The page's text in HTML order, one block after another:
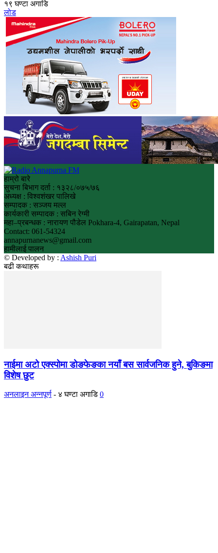
१९ घण्टा अगाडि
लोड
हाम्रो बारे
सुचना बिभाग दर्ता : १३२८/०७५/७६
अध्यक्ष : विश्वशंखर पालिखे
सम्पादक : सञ्जय मल्ल
कार्यकारी सम्पादक : सबिन रेग्मी
महा–प्रबन्धक : नारायण पौडेल Pokhara-4, Gairapatan, Nepal
Contact: 061-54324
annapurnanews@gmail.com
हामीलाई पालन
© Developed by : Ashish Puri
बढी कथाहरू
नाईमा अटो एक्स्पोमा डोङफेङका नयाँ बस सार्वजनिक हुने, बुकिङमा
विशेष छुट
अनलाइन अन्नपूर्ण - ४ घण्टा अगाडि 0